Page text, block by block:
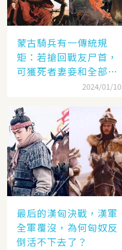
蒙古騎兵有一傳統規
矩：若搶回戰友尸首，
可獲死者妻妾和全部牲
2024/01/10
最后的漢匈決戰，漢軍
全軍覆沒，為何匈奴反
倒活不下去了？